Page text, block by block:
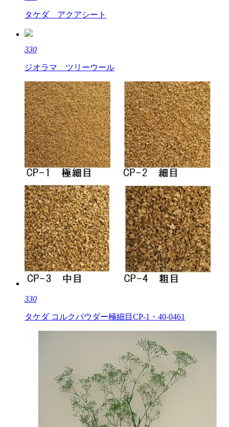
タケダ アクアシート
330
ジオラマ ツリーウール
330
タケダ コルクパウダー極細目CP-1・40-0461